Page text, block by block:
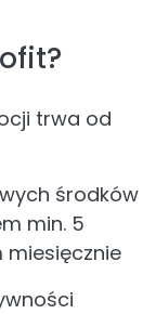
trwa od
środków
min. 5
miesięcznie